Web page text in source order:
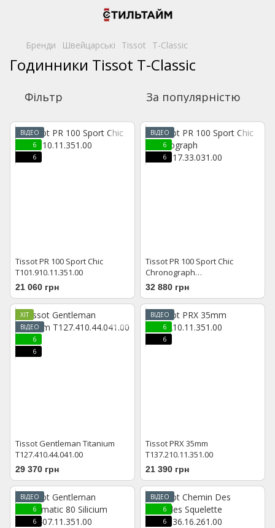
Бренди Швейцарські Tissot T-Classic
Годинники Tissot T-Classic
Фільтр За популярністю
ВІДЕО
6
6
Tissot PR 100 Sport Chic
T101.910.11.351.00
21 060 грн
ВІДЕО
6
6
Tissot PR 100 Sport Chic
Chronograph
T101.917.33.031.00
32 880 грн
ХІТ
ВІДЕО
6
6
Tissot Gentleman Titanium
T127.410.44.041.00
29 370 грн
ВІДЕО
6
6
Tissot PRX 35mm
T137.210.11.351.00
21 390 грн
ВІДЕО
6
6
ВІДЕО
6
6